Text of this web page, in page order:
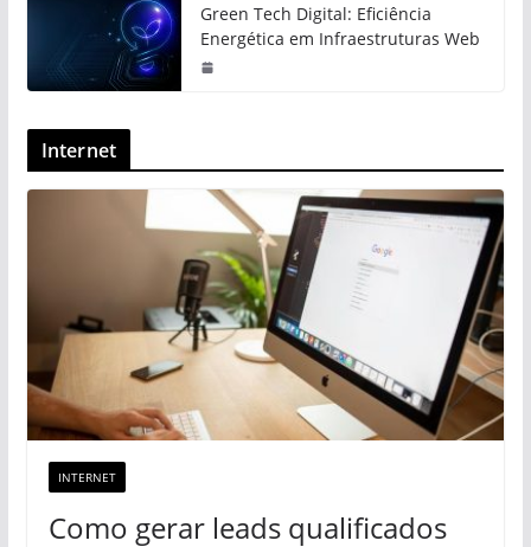
Green Tech Digital: Eficiência
Energética em Infraestruturas Web
Internet
INTERNET
Como gerar leads qualificados